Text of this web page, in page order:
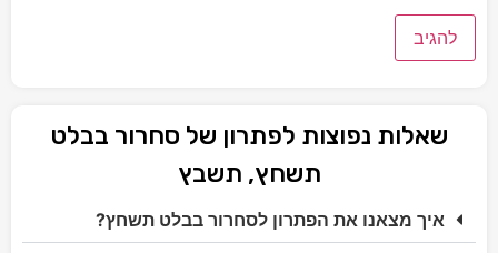
שאלות נפוצות לפתרון של סחרור בבלט
תשחץ, תשבץ
איך מצאנו את הפתרון לסחרור בבלט תשחץ?